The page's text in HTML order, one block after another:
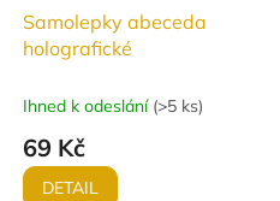
Samolepky abeceda
holografické
Ihned k odeslání (>5 ks)
69 Kč
DETAIL